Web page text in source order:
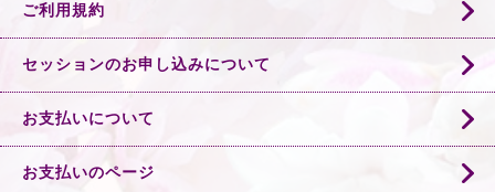
ご利用規約
セッションのお申し込みについて
お支払いについて
お支払いのページ